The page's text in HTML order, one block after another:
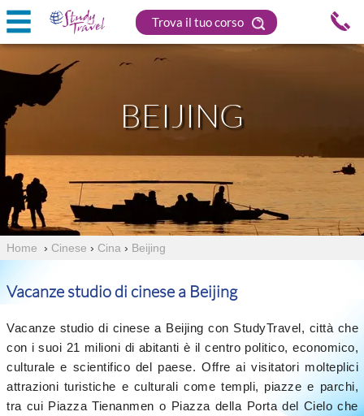
Trova il tuo corso
BEIJING
Home › Cinese › Cina › Beijing
Vacanze studio di cinese a Beijing
Vacanze studio di cinese a Beijing con StudyTravel, città che
con i suoi 21 milioni di abitanti è il centro politico, economico,
culturale e scientifico del paese. Offre ai visitatori molteplici
attrazioni turistiche e culturali come templi, piazze e parchi,
tra cui Piazza Tienanmen o Piazza della Porta del Cielo che